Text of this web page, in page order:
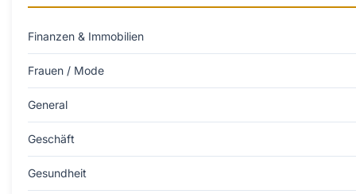
Finanzen & Immobilien
Frauen / Mode
General
Geschäft
Gesundheit